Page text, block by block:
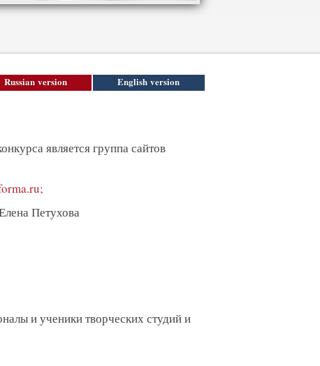
Russian version English version
является группа сайтов
Петухова
и ученики творческих студий и